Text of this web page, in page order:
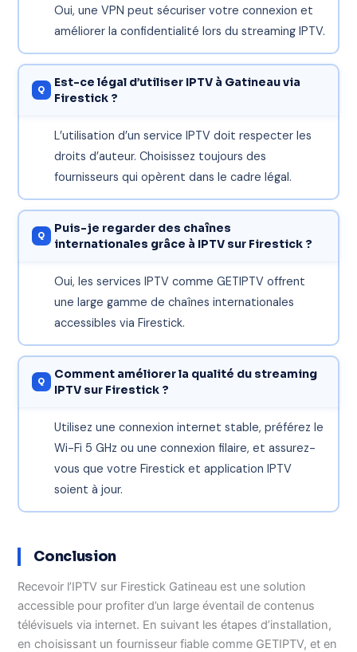
Oui, une VPN peut sécuriser votre connexion et
améliorer la confidentialité lors du streaming IPTV.
Est-ce légal d’utiliser IPTV à Gatineau via
Firestick ?
L’utilisation d’un service IPTV doit respecter les
droits d’auteur. Choisissez toujours des
fournisseurs qui opèrent dans le cadre légal.
Puis-je regarder des chaînes
internationales grâce à IPTV sur Firestick ?
Oui, les services IPTV comme GETIPTV offrent
une large gamme de chaînes internationales
accessibles via Firestick.
Comment améliorer la qualité du streaming
IPTV sur Firestick ?
Utilisez une connexion internet stable, préférez le
Wi-Fi 5 GHz ou une connexion filaire, et assurez-
vous que votre Firestick et application IPTV
soient à jour.
Conclusion
Recevoir l’IPTV sur Firestick Gatineau est une solution
accessible pour profiter d’un large éventail de contenus
télévisuels via internet. En suivant les étapes d’installation,
en choisissant un fournisseur fiable comme GETIPTV, et en